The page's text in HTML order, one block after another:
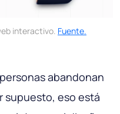
interactivo. Fuente.
abandonan
supuesto, eso está